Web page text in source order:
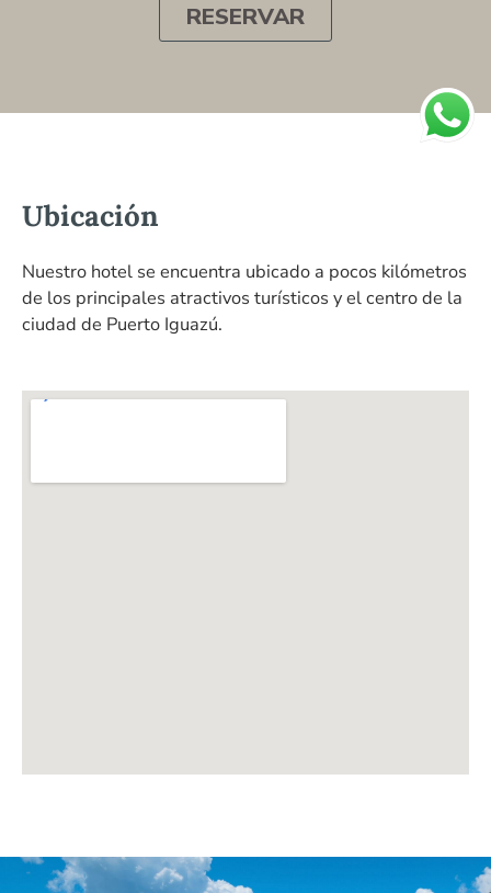
RESERVAR
Ubicación
Nuestro hotel se encuentra ubicado a pocos kilómetros
de los principales atractivos turísticos y el centro de la
ciudad de Puerto Iguazú.